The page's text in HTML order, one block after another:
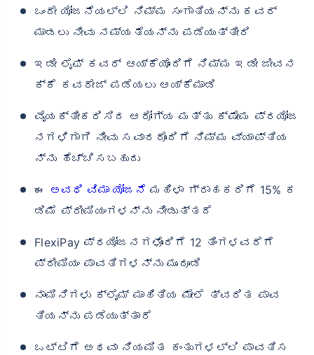
ಒಂದೇ ಯೋಜನೆಯಲ್ಲಿ ನಿಮ್ಮ ಸಂಗಾತಿಯನ್ನು ಕವರ್
ಮಾಡಲು ನೀವು ನಮ್ಯತೆಯನ್ನು ಪಡೆಯುತ್ತೀರಿ
ಇಡೀ ಲೈಫ್ ಕವರ್ ಆಯ್ಕೆಯೊಂದಿಗೆ ನಿಮ್ಮ ಇಡೀ ಜೀವನ
ಕ್ಕೆ ಕವರೇಜ್ ಪಡೆಯಲು ಆಯ್ಕೆಮಾಡಿ
ವೈಯಕ್ತೀಕರಿಸಿದ ಆರೋಗ್ಯ ಮತ್ತು ಕ್ಷೇಮ ಪ್ರಯೋಜ
ನಗಳಿಗಾಗಿ ನೀವು ಸವಾರರೊಂದಿಗೆ ನಿಮ್ಮ ವ್ಯಾಪ್ತಿಯ
ನ್ನು ಹೆಚ್ಚಿಸಬಹುದು
ಈ ಅವಧಿ ವಿಮಾ ಯೋಜನೆ ಮಹಿಳಾ ಗ್ರಾಹಕರಿಗೆ 15% ಕ
ಡಿಮೆ ಪ್ರೀಮಿಯಂಗಳನ್ನು ನೀಡುತ್ತದೆ
FlexiPay ಪ್ರಯೋಜನಗಳೊಂದಿಗೆ 12 ತಿಂಗಳವರೆಗೆ
ಪ್ರೀಮಿಯಂ ಪಾವತಿಗಳನ್ನು ಮುಂದೂಡಿ
ನಾಮಿನಿಗಳು ಕ್ಲೈಮ್ ಮಾಹಿತಿಯ ಮೇಲೆ ತ್ವರಿತ ಪಾವ
ತಿಯನ್ನು ಪಡೆಯುತ್ತಾರೆ
ಒಟ್ಟಿಗೆ ಅಥವಾ ನಿಯಮಿತ ಕಂತುಗಳಲ್ಲಿ ಪಾವತಿಸ